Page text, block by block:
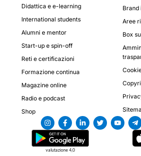
Didattica e e-learning
International students
Alumni e mentor
Start-up e spin-off
Reti e certificazioni
Formazione continua
Magazine online
Radio e podcast
Shop
Brand
Aree
Box
valutazione 4,0